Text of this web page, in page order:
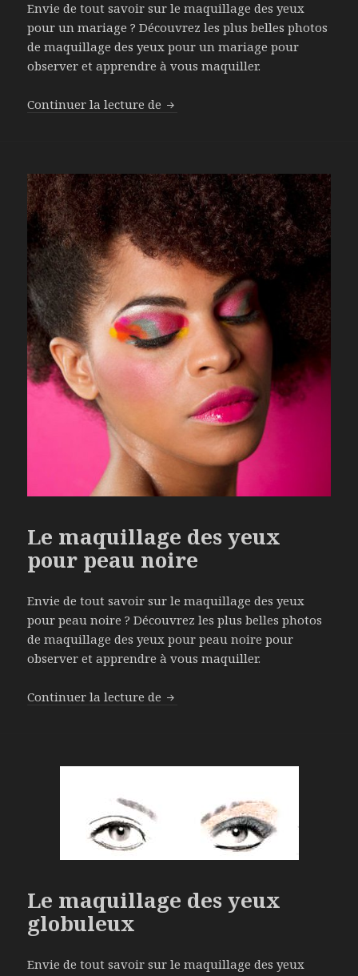
Envie de tout savoir sur le maquillage des yeux
pour un mariage ? Découvrez les plus belles photos
de maquillage des yeux pour un mariage pour
observer et apprendre à vous maquiller.
Continuer la lecture de Le maquillage des yeux pour un
Le maquillage des yeux
pour peau noire
Envie de tout savoir sur le maquillage des yeux
pour peau noire ? Découvrez les plus belles photos
de maquillage des yeux pour peau noire pour
observer et apprendre à vous maquiller.
Continuer la lecture de Le maquillage des yeux pour
Le maquillage des yeux
globuleux
Envie de tout savoir sur le maquillage des yeux